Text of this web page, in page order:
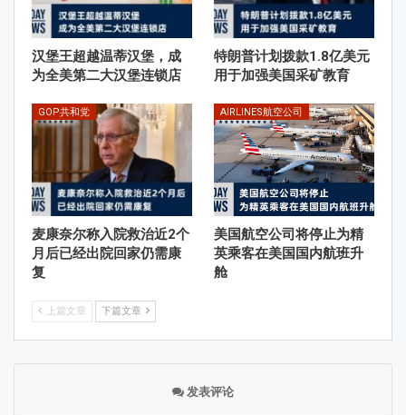
汉堡王超越温蒂汉堡，成
为全美第二大汉堡连锁店
特朗普计划拨款1.8亿美元
用于加强美国采矿教育
GOP共和党
麦康奈尔称入院救治近2个
月后已经出院回家仍需康
复
AIRLINES航空公司
美国航空公司将停止为精
英乘客在美国国内航班升
舱
上篇文章 下篇文章
发表评论